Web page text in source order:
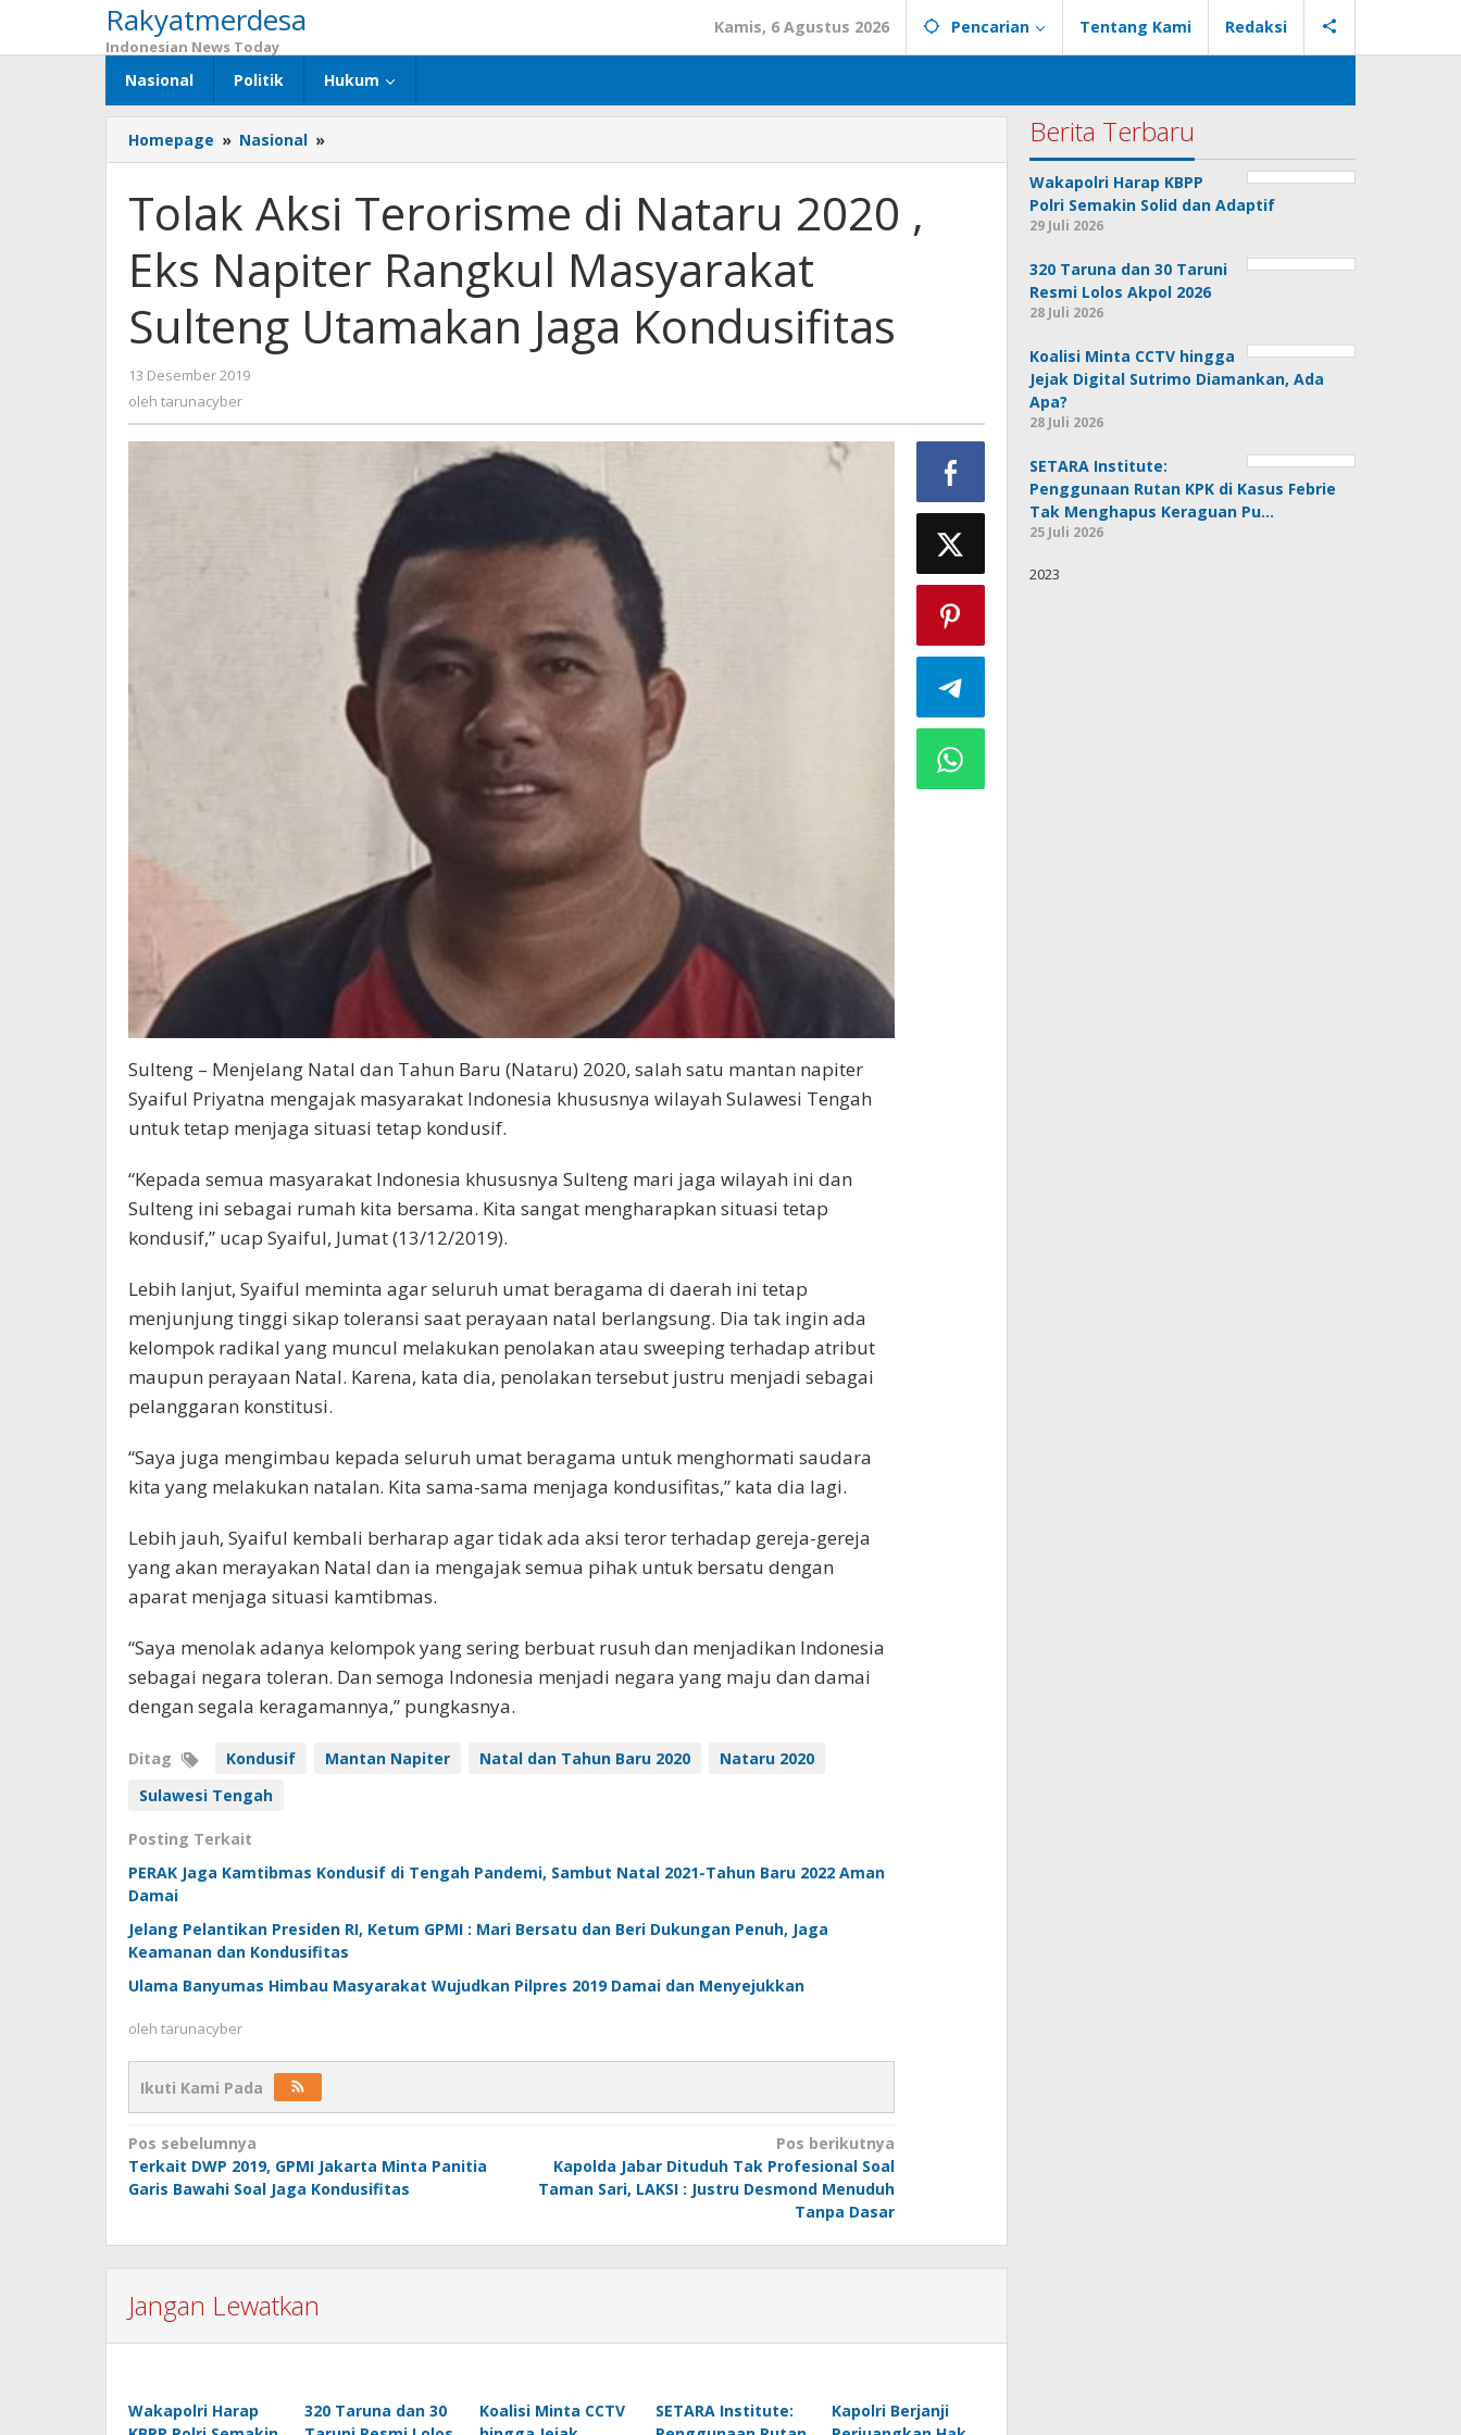
konten
Rakyatmerdesa
Indonesian News Today
Kamis, 6 Agustus 2026 Pencarian Tentang Kami Redaksi
Nasional Politik Hukum
Homepage » Nasional »
Aksi
di
Nataru
,
Napiter
Rangkul
Jaga
Tolak Aksi Terorisme di Nataru 2020 ,
Eks Napiter Rangkul Masyarakat
Sulteng Utamakan Jaga Kondusifitas
13 Desember 2019
oleh tarunacyber
Sulteng – Menjelang Natal dan Tahun Baru (Nataru) 2020, salah satu mantan napiter
Syaiful Priyatna mengajak masyarakat Indonesia khususnya wilayah Sulawesi Tengah
untuk tetap menjaga situasi tetap kondusif.
“Kepada semua masyarakat Indonesia khususnya Sulteng mari jaga wilayah ini dan
Sulteng ini sebagai rumah kita bersama. Kita sangat mengharapkan situasi tetap
kondusif,” ucap Syaiful, Jumat (13/12/2019).
Lebih lanjut, Syaiful meminta agar seluruh umat beragama di daerah ini tetap
menjunjung tinggi sikap toleransi saat perayaan natal berlangsung. Dia tak ingin ada
kelompok radikal yang muncul melakukan penolakan atau sweeping terhadap atribut
maupun perayaan Natal. Karena, kata dia, penolakan tersebut justru menjadi sebagai
pelanggaran konstitusi.
“Saya juga mengimbau kepada seluruh umat beragama untuk menghormati saudara
kita yang melakukan natalan. Kita sama-sama menjaga kondusifitas,” kata dia lagi.
Lebih jauh, Syaiful kembali berharap agar tidak ada aksi teror terhadap gereja-gereja
yang akan merayakan Natal dan ia mengajak semua pihak untuk bersatu dengan
aparat menjaga situasi kamtibmas.
“Saya menolak adanya kelompok yang sering berbuat rusuh dan menjadikan Indonesia
sebagai negara toleran. Dan semoga Indonesia menjadi negara yang maju dan damai
dengan segala keragamannya,” pungkasnya.
Ditag Kondusif Mantan Napiter Natal dan Tahun Baru 2020
Nataru 2020
Sulawesi Tengah
Posting Terkait
PERAK Jaga Kamtibmas Kondusif di Tengah Pandemi, Sambut Natal 2021-Tahun Baru 2022 Aman
Damai
Jelang Pelantikan Presiden RI, Ketum GPMI : Mari Bersatu dan Beri Dukungan Penuh, Jaga
Keamanan dan Kondusifitas
Ulama Banyumas Himbau Masyarakat Wujudkan Pilpres 2019 Damai dan Menyejukkan
oleh tarunacyber
Ikuti Kami Pada
Navigasi
pos
Pos sebelumnya
Terkait DWP 2019, GPMI Jakarta Minta Panitia
Garis Bawahi Soal Jaga Kondusifitas
Pos berikutnya
Kapolda Jabar Dituduh Tak Profesional Soal
Taman Sari, LAKSI : Justru Desmond Menuduh
Tanpa Dasar
Jangan Lewatkan
Wakapolri Harap
320 Taruna dan 30
Koalisi Minta CCTV
SETARA Institute:
Kapolri Berjanji
Berita Terbaru
Wakapolri Harap KBPP
Polri Semakin Solid dan Adaptif
29 Juli 2026
320 Taruna dan 30 Taruni
Resmi Lolos Akpol 2026
28 Juli 2026
Koalisi Minta CCTV hingga
Jejak Digital Sutrimo Diamankan, Ada
Apa?
28 Juli 2026
SETARA Institute:
Penggunaan Rutan KPK di Kasus Febrie
Tak Menghapus Keraguan Pu…
25 Juli 2026
2023